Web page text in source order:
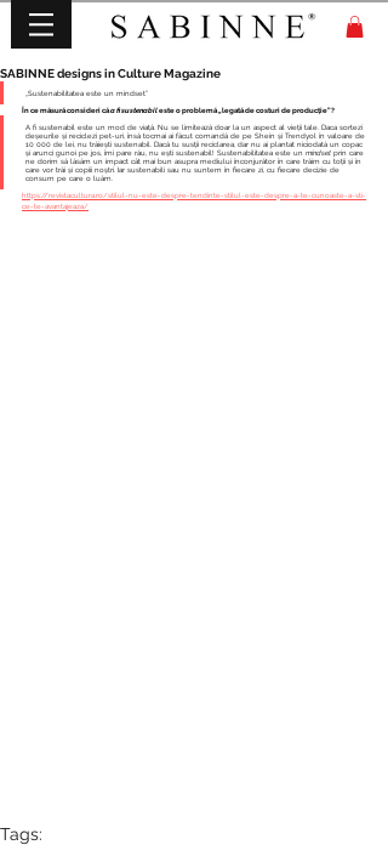
SABINNE designs in Culture Magazine
„Sustenabilitatea este un mindset”
În ce măsură consideri că a fi sustenabil este o problemă „legată de costuri de producție”?
A fi sustenabil este un mod de viață. Nu se limitează doar la un aspect al vieții tale. Daca sortezi
deșeurile și reciclezi pet-uri, însă tocmai ai făcut comandă de pe Shein și Trendyol în valoare de
10 000 de lei, nu trăiești sustenabil. Dacă tu susții reciclarea, dar nu ai plantat niciodată un copac
și arunci gunoi pe jos, îmi pare rău, nu ești sustenabil! Sustenabilitatea este un mindset prin care
ne dorim să lăsăm un impact cât mai bun asupra mediului înconjurător în care trăim cu toții și în
care vor trăi și copiii noștri. Iar sustenabili sau nu suntem în fiecare zi, cu fiecare decizie de
consum pe care o luăm.
https://revistacultura.ro/stilul-nu-este-despre-tendinte-stilul-este-despre-a-te-cunoaste-a-sti-
ce-te-avantajeaza/
Tags: